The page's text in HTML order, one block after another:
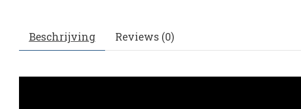
Beschrijving Reviews (0)